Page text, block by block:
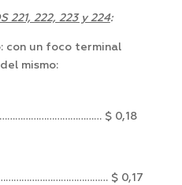
221, 222, 223 y 224:
con un foco terminal
mismo:
$ 0,18
$ 0,17